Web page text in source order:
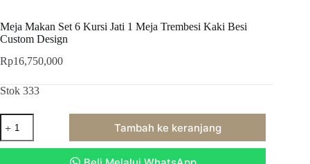
Meja Makan Set 6 Kursi Jati 1 Meja Trembesi Kaki Besi
Custom Design
Rp16,750,000
Stok 333
Kuantitas
Meja
Makan
Tambah ke keranjang